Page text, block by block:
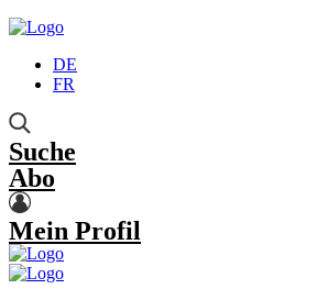
DE
FR
Suche
Abo
Mein Profil